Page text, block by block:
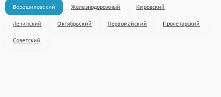
Ворошиловский Железнодорожный Кировский
Ленинский Октябрьский Первомайский Пролетарский
Советский